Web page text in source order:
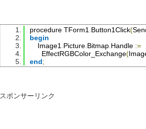
                  rgbtGreen
:= SrcRow[Col
                  rgbtRed
Col
end;
2:begin
                  rgbtBlue
SrcRow[ ].
                  rgbtGreen
:= SrcRow[Col
                  rgbtBlue
procedure TForm1 Button1Click(
begin
Image1 Picture Bitmap Handle :=
EffectRGBColor_Exchange(
end;
スポンサーリンク